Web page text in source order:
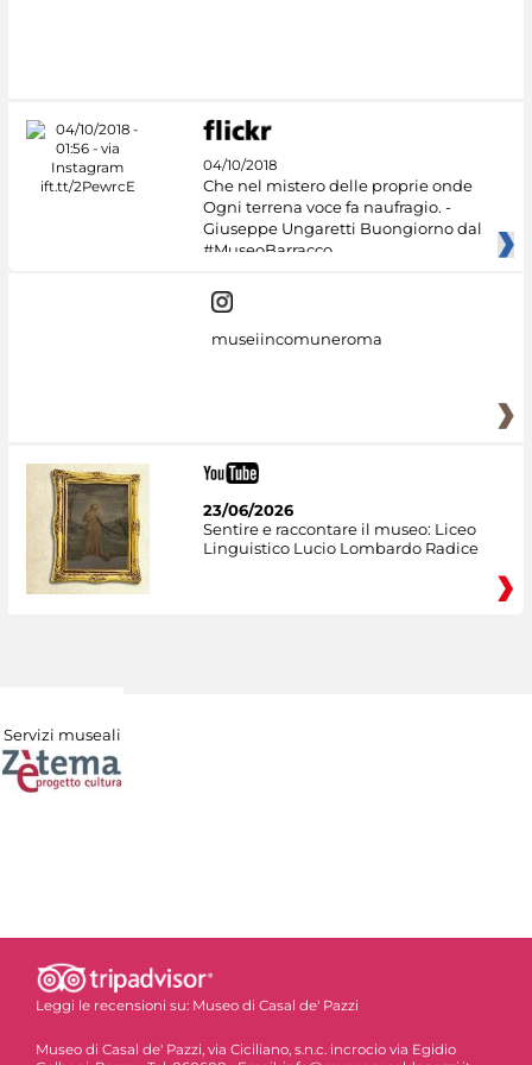
04/10/2018
Che nel mistero delle proprie onde
Ogni terrena voce fa naufragio. -
Giuseppe Ungaretti Buongiorno dal
#MuseoBarracco
museiincomuneroma
23/06/2026
Sentire e raccontare il museo: Liceo
Linguistico Lucio Lombardo Radice
Servizi museali
Leggi le recensioni su: Museo di Casal de' Pazzi
Museo di Casal de' Pazzi, via Ciciliano, s.n.c. incrocio via Egidio